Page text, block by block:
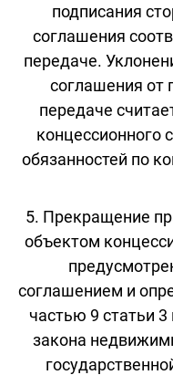
подписания
соглашения
передаче.
соглашения от
передаче
концессионного
обязанностей по
5. Прекращение
объектом
соглашением и
частью 9 статьи
закона